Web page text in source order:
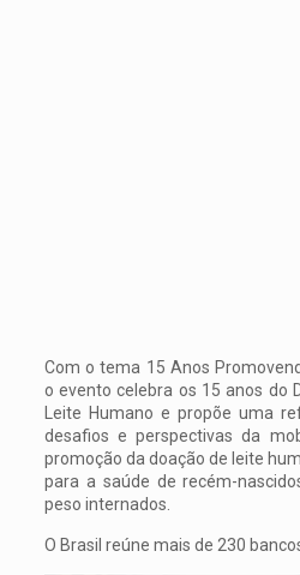
Com o tema 15 Anos
o evento celebra os 15 anos do
Leite Humano e propõe uma
desafios e perspectivas da
promoção da doação de leite
para a saúde de recém-
peso internados.
O Brasil reúne mais de 230